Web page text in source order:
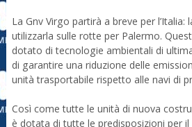
La Gnv Virgo partirà a breve per
utilizzarla sulle rotte per Palermo.
dotato di tecnologie ambientali di
di garantire una riduzione delle
unità trasportabile rispetto alle navi di
Così come tutte le unità di nuova
è dotata di tutte le predisposizioni per